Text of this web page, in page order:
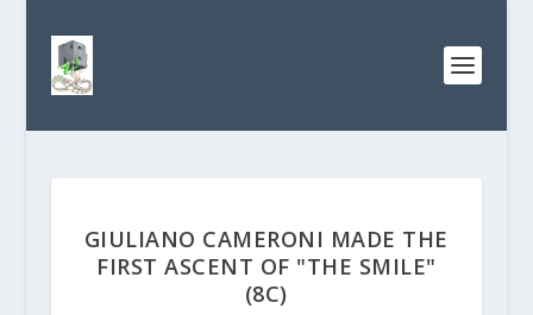
GIULIANO CAMERONI MADE THE
FIRST ASCENT OF "THE SMILE"
(8C)